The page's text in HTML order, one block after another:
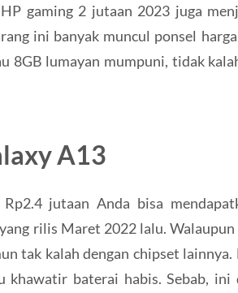
gaming 2 jutaan 2023 juga
ini banyak muncul ponsel
8GB lumayan mumpuni, tidak
A13
jutaan Anda bisa
rilis Maret 2022 lalu.
tak kalah dengan chipset
khawatir baterai habis. Sebab, ini